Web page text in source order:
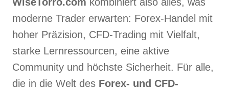
moderne Trader erwarten: Forex-Handel mit
hoher Präzision, CFD-Trading mit Vielfalt,
starke Lernressourcen, eine aktive
Community und höchste Sicherheit. Für alle,
die in die Welt des Forex- und CFD-